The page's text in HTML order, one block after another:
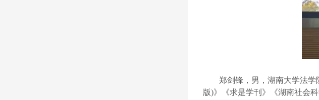
郑剑锋，男，湖南大学法
版)》《求是学刊》《湖南社会